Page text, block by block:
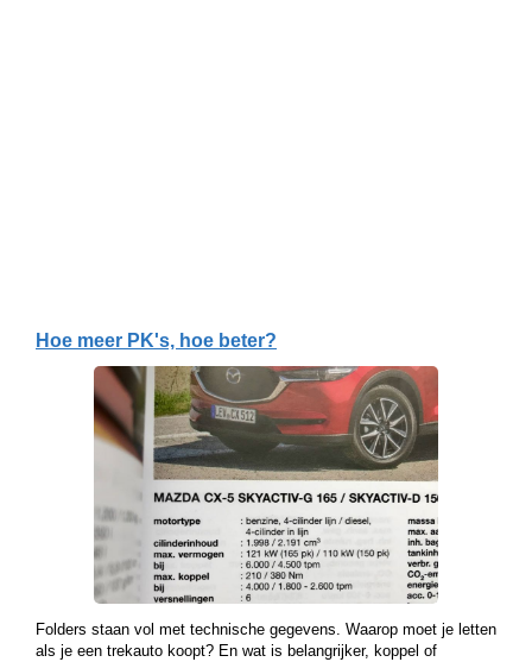
Hoe meer PK's, hoe beter?
Folders staan vol met technische gegevens. Waarop moet je letten
als je een trekauto koopt? En wat is belangrijker, koppel of